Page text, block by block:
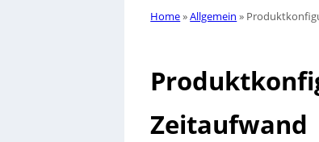
Home»Allgemein »
Zeitaufwand